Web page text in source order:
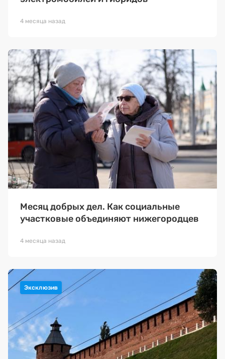
4 месяца назад
Месяц добрых дел. Как социальные
участковые объединяют нижегородцев
4 месяца назад